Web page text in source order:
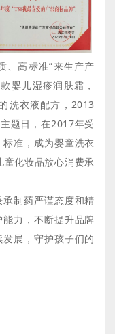
高标准”来生产产
婴儿湿疹润肤霜，
洗衣液配方，2013
题日，在2017年受
准，成为婴童洗衣
化妆品放心消费承
制药严谨态度和精
力，不断提升品牌
展，守护孩子们的